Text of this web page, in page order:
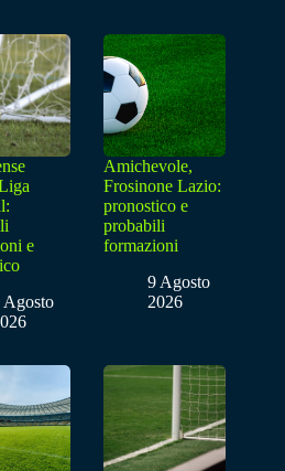
e
Agosto
Amichevole,
Frosinone Lazio:
pronostico e
probabili
formazioni
9 Agosto
2026